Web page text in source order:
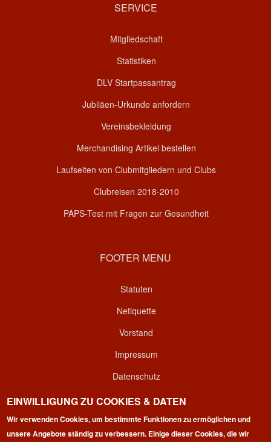
SERVICE
Mitgliedschaft
Statistiken
DLV Startpassantrag
Jubiläen-Urkunde anfordern
Vereinsbekleidung
Merchandising Artikel bestellen
Laufseiten von Clubmitgliedern und Clubs
Clubreisen 2018-2010
PAPS-Test mit Fragen zur Gesundheit
FOOTER MENU
Statuten
Netiquette
Vorstand
Impressum
Datenschutz
Kontakt
Login
EINWILLIGUNG ZU COOKIES & DATEN
Wir verwenden Cookies, um bestimmte Funktionen zu ermöglichen und
unsere Angebote ständig zu verbessern. Einige dieser Cookies, die wir